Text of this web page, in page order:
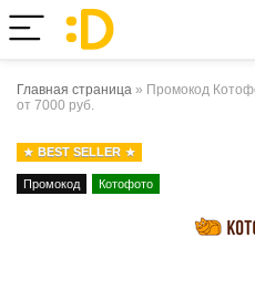
Главная страница » Промокод
от 7000 руб.
BEST SELLER
Промокод Котофото